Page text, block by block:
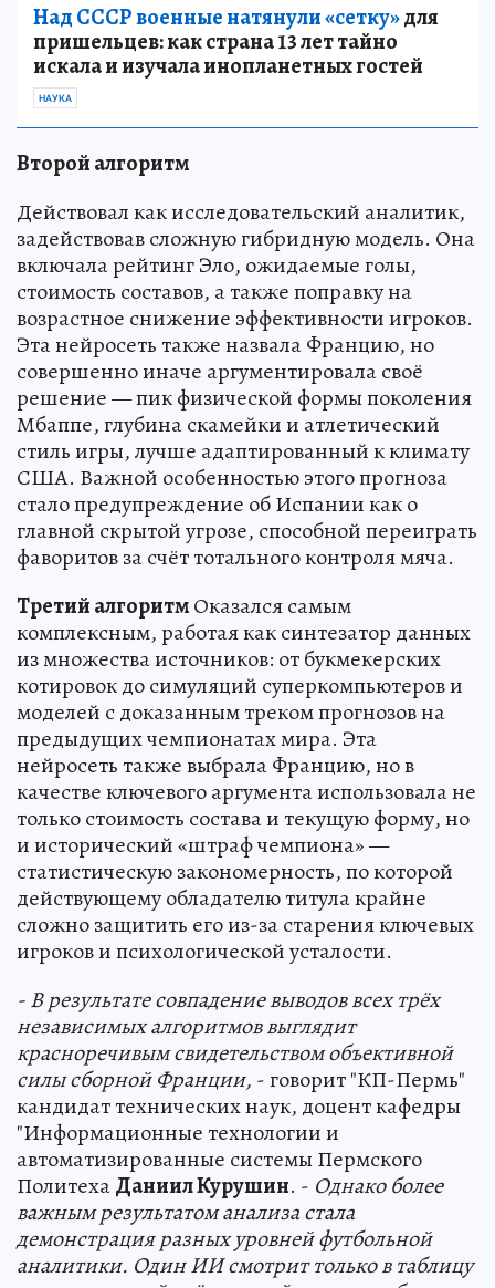
Над СССР военные натянули «сетку»для
пришельцев: как страна 13 лет тайно
искала и изучала инопланетных гостей
НАУКА
Второй алгоритм
Действовал как исследовательский аналитик,
задействовав сложную гибридную модель. Она
включала рейтинг Эло, ожидаемые голы,
стоимость составов, а также поправку на
возрастное снижение эффективности игроков.
Эта нейросеть также назвала Францию, но
совершенно иначе аргументировала своё
решение — пик физической формы поколения
Мбаппе, глубина скамейки и атлетический
стиль игры, лучше адаптированный к климату
США. Важной особенностью этого прогноза
стало предупреждение об Испании как о
главной скрытой угрозе, способной переиграть
фаворитов за счёт тотального контроля мяча.
Третий алгоритмОказался самым
комплексным, работая как синтезатор данных
из множества источников: от букмекерских
котировок до симуляций суперкомпьютеров и
моделей с доказанным треком прогнозов на
предыдущих чемпионатах мира. Эта
нейросеть также выбрала Францию, но в
качестве ключевого аргумента использовала не
только стоимость состава и текущую форму, но
и исторический «штраф чемпиона» —
статистическую закономерность, по которой
действующему обладателю титула крайне
сложно защитить его из-за старения ключевых
игроков и психологической усталости.
- В результате совпадение выводов всех трёх
независимых алгоритмов выглядит
красноречивым свидетельством объективной
силы сборной Франции, - говорит "КП-Пермь"
кандидат технических наук, доцент кафедры
"Информационные технологии и
автоматизированные системы Пермского
ПолитехаДаниил Курушин. - Однако более
важным результатом анализа стала
демонстрация разных уровней футбольной
аналитики. Один ИИ смотрит только в таблицу